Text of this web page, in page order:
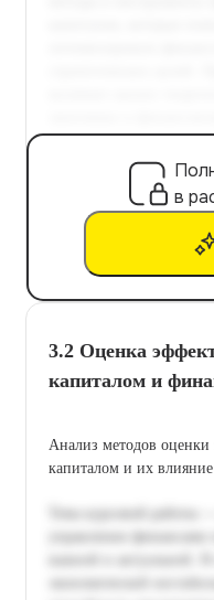
в
3.2 Оценка
капиталом и
Анализ методов
капиталом и их